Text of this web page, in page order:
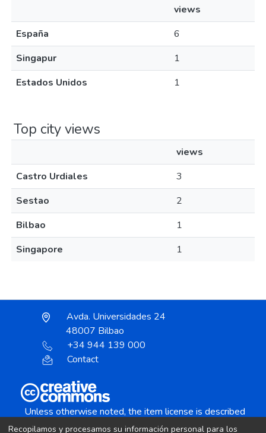
views
España
6
Singapur
1
Estados Unidos
1
Top city views
views
Castro Urdiales
3
Sestao
2
Bilbao
1
Singapore
1
Avda. Universidades 24
48007 Bilbao
+34 944 139 000
Contact
Unless otherwise noted, the item license is described
as:
Recopilamos y procesamos su información personal para los